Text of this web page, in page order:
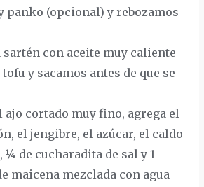
panko (opcional) y rebozamos
sartén con aceite muy caliente
y sacamos antes de que se
ajo cortado muy fino, agrega el
el jengibre, el azúcar, el caldo
¼ de cucharadita de sal y 1
maicena mezclada con agua